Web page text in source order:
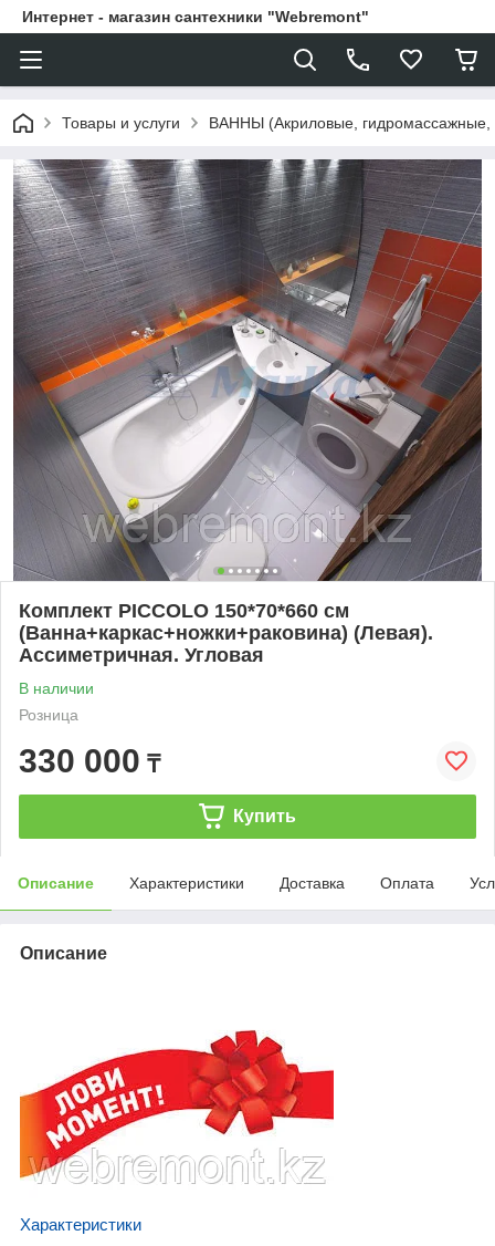
Интернет - магазин сантехники "Webremont"
Товары и услуги ВАННЫ (Акриловые,
Комплект PICCOLO 150*70*660 см
(Ванна+каркас+ножки+раковина) (Левая).
Ассиметричная. Угловая
В наличии
Розница
330 000 ₸
Купить
Описание Характеристики Доставка Оплата
Описание
Характеристики